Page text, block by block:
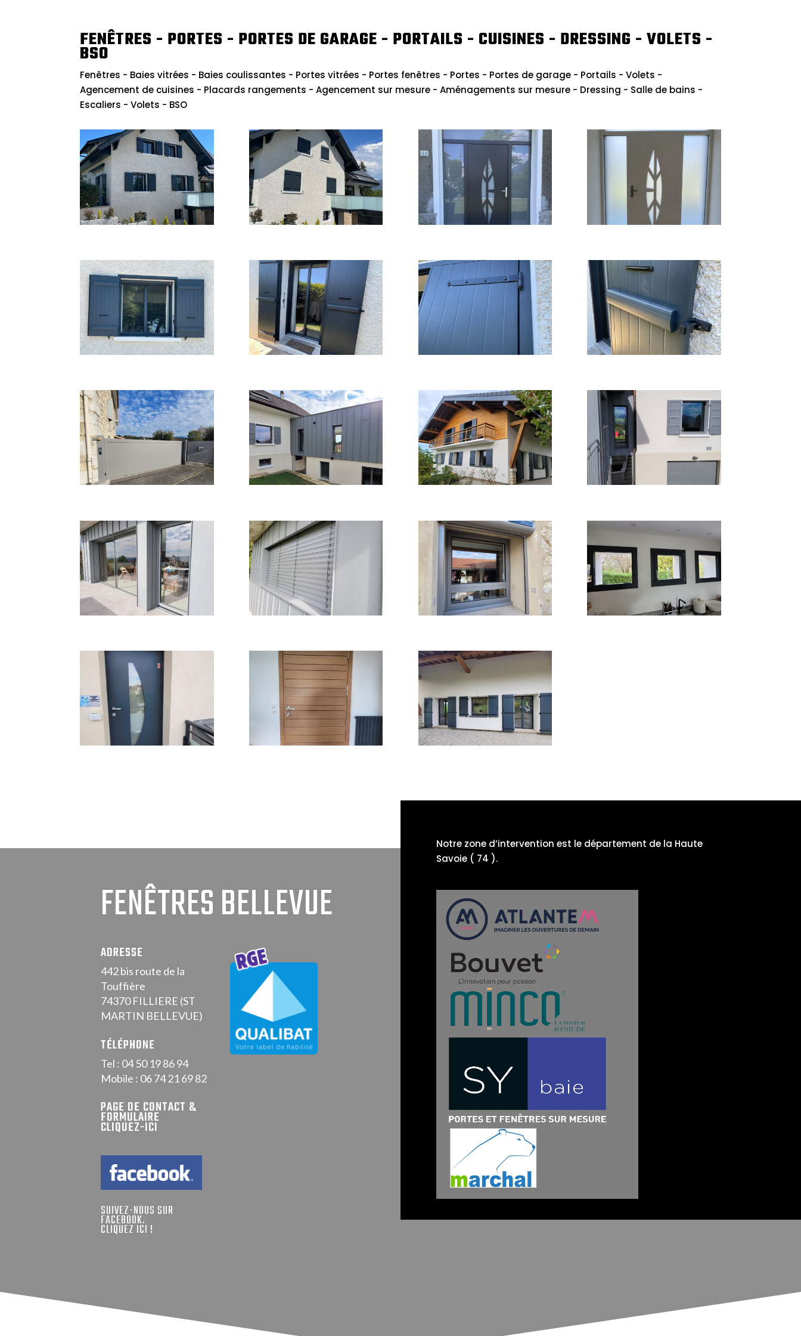
FENÊTRES - PORTES - PORTES DE GARAGE - PORTAILS - CUISINES - DRESSING - VOLETS -
BSO
Fenêtres - Baies vitrées - Baies coulissantes - Portes vitrées - Portes fenêtres - Portes - Portes de garage - Portails - Volets -
Agencement de cuisines - Placards rangements - Agencement sur mesure - Aménagements sur mesure - Dressing - Salle de bains -
Escaliers - Volets - BSO
FENÊTRES BELLEVUE
ADRESSE
442 bis route de la
Touffière
74370 FILLIERE (ST
MARTIN BELLEVUE)
TÉLÉPHONE
Tel : 04 50 19 86 94
Mobile : 06 74 21 69 82
PAGE DE CONTACT &
FORMULAIRE
CLIQUEZ-ICI
SUIVEZ-NOUS SUR
FACEBOOK.
CLIQUEZ ICI !
Notre zone d’intervention est le département de la Haute
Savoie ( 74 ).